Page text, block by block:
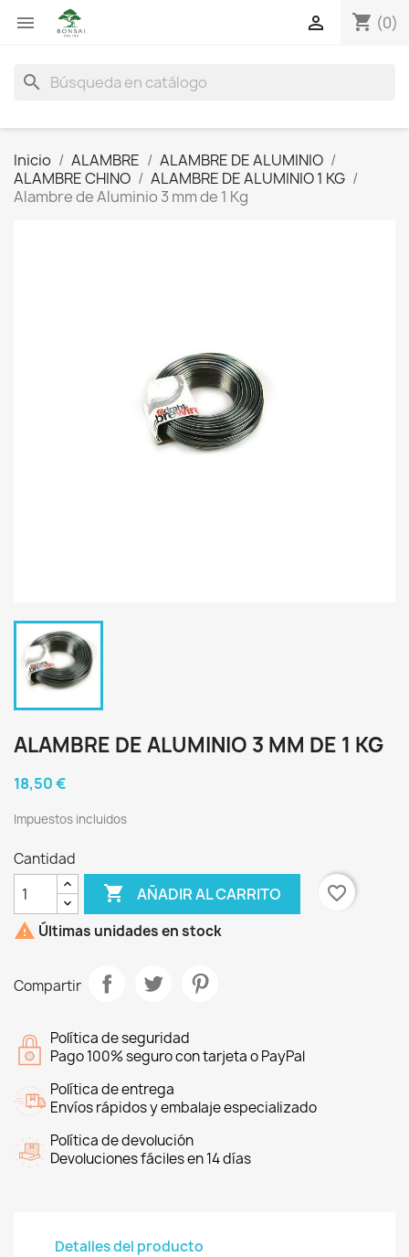
 shopping_cart (0)

search
Inicio ALAMBRE
ALAMBRE DE ALUMINIO
ALAMBRE CHINO
ALAMBRE DE ALUMINIO 1 KG
Alambre de Aluminio 3 mm de 1 Kg
ALAMBRE DE ALUMINIO 3 MM DE 1 KG
18,50 €
Impuestos incluidos
Cantidad
 AÑADIR AL CARRITO
favorite_border
 Últimas unidades en stock
Compartir
Política de seguridad
Pago 100% seguro con tarjeta o PayPal
Política de entrega
Envíos rápidos y embalaje especializado
Política de devolución
Devoluciones fáciles en 14 días
Detalles del producto